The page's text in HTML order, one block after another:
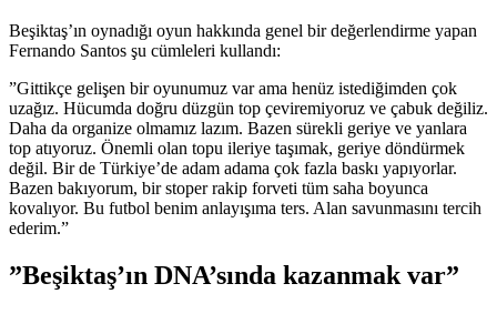
Beşiktaş’ın oynadığı oyun hakkında genel bir değerlendirme yapan
Fernando Santos şu cümleleri kullandı:
”Gittikçe gelişen bir oyunumuz var ama henüz istediğimden çok
uzağız. Hücumda doğru düzgün top çeviremiyoruz ve çabuk değiliz.
Daha da organize olmamız lazım. Bazen sürekli geriye ve yanlara
top atıyoruz. Önemli olan topu ileriye taşımak, geriye döndürmek
değil. Bir de Türkiye’de adam adama çok fazla baskı yapıyorlar.
Bazen bakıyorum, bir stoper rakip forveti tüm saha boyunca
kovalıyor. Bu futbol benim anlayışıma ters. Alan savunmasını tercih
ederim.”
”Beşiktaş’ın DNA’sında kazanmak var”